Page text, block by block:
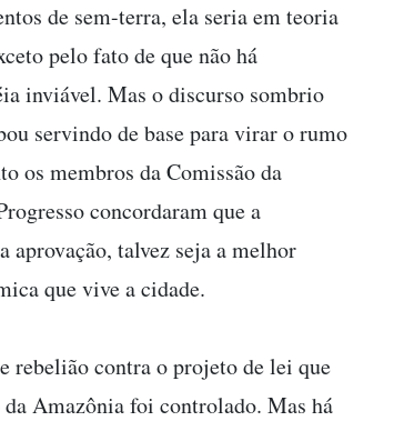
de sem-terra, ela seria em teoria
pelo fato de que não há
inviável. Mas o discurso sombrio
servindo de base para virar o rumo
os membros da Comissão da
concordaram que a
aprovação, talvez seja a melhor
que vive a cidade.
rebelião contra o projeto de lei que
da Amazônia foi controlado. Mas há